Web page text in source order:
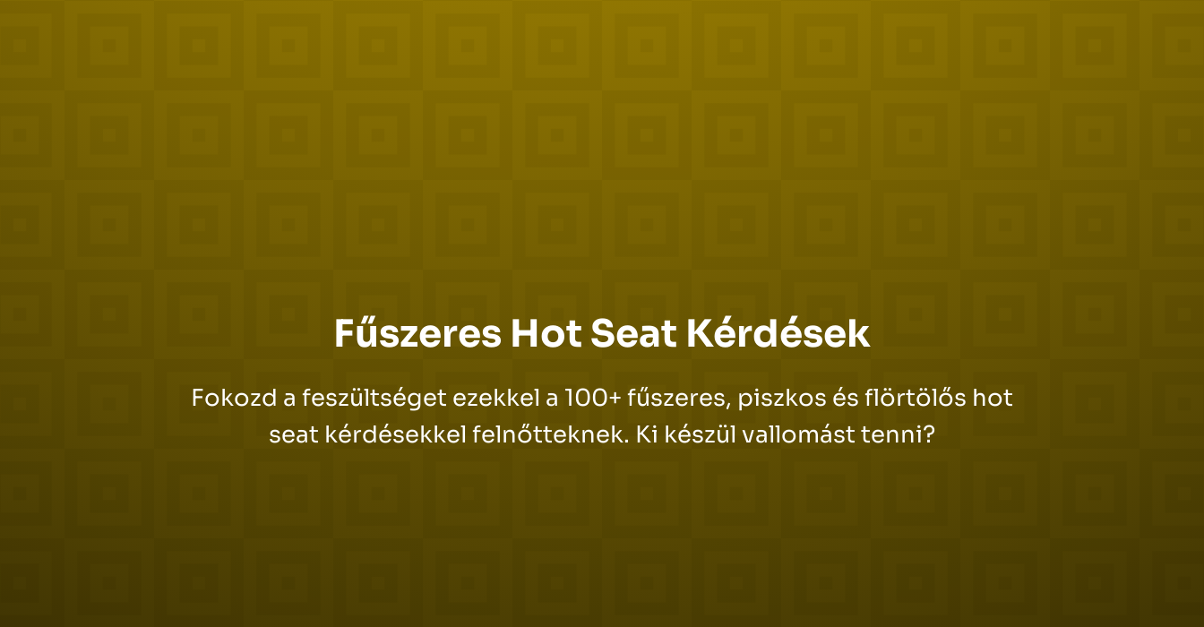
Fűszeres Hot Seat Kérdések
Fokozd a feszültséget ezekkel a 100+ fűszeres, piszkos és flörtölős hot
seat kérdésekkel felnőtteknek. Ki készül vallomást tenni?